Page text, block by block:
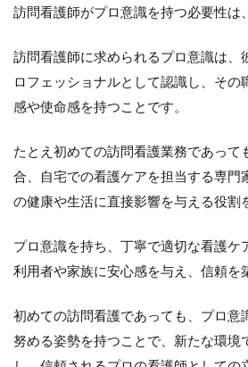
4.5
仕事へ
の熱意
と誇り
5
問
護
師
ロ
意
持
つ
こ
訪問看護師がプロ意識を持つ必要性は、
訪問看護師に求められるプロ意識は、
ロフェッショナルとして認識し、その
感や使命感を持つことです。
たとえ初めての訪問看護業務であって
合、自宅での看護ケアを担当する専門
の健康や生活に直接影響を与える役割
プロ意識を持ち、丁寧で適切な看護ケ
利用者や家族に安心感を与え、信頼を
初めての訪問看護であっても、プロ意
努める姿勢を持つことで、新たな環境